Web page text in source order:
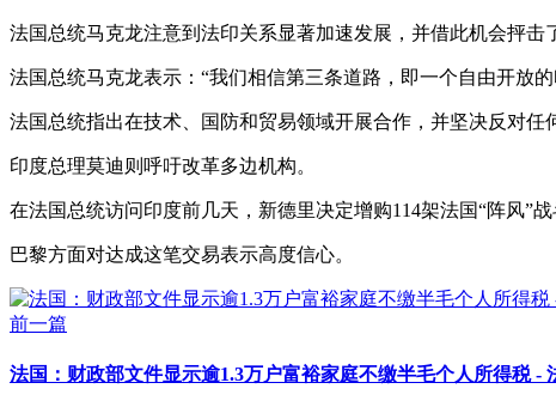
法国总统马克龙注意到法印关系显著加速发展，并借此机会抨击
法国总统马克龙表示：“我们相信第三条道路，即一个自由开放
法国总统指出在技术、国防和贸易领域开展合作，并坚决反对任
印度总理莫迪则呼吁改革多边机构。
在法国总统访问印度前几天，新德里决定增购114架法国“阵风”
巴黎方面对达成这笔交易表示高度信心。
前一篇
法国：财政部文件显示逾1.3万户富裕家庭不缴半毛个人所得税 -